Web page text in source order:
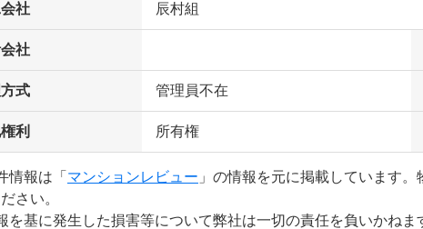
社 辰村組
社
式 管理員不在
利 所有権
情報は「 マンションレビュー 」の情報を元に掲載しています
さい。
を基に発生した損害等について弊社は一切の責任を負いかねま